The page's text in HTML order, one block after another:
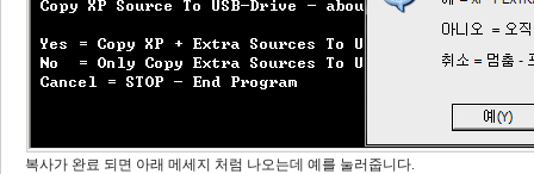
복사가 완료 되면 아래 메세지 처럼 나오는데 예를 눌러줍니다.